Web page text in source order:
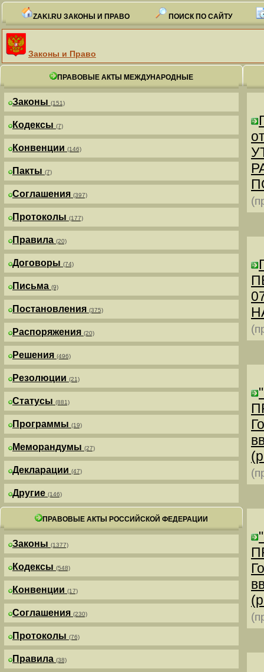
ZAKI.RU ЗАКОНЫ И ПРАВО ПОИСК ПО САЙТУ
Законы и Право
ПРАВОВЫЕ АКТЫ МЕЖДУНАРОДНЫЕ
Законы (151)
Кодексы (7)
Конвенции (146)
Пакты (7)
Соглашения (397)
Протоколы (177)
Правила (20)
Договоры (74)
Письма (9)
Постановления (375)
Распоряжения (20)
Решения (496)
Резолюции (21)
Статусы (881)
Программы (19)
Меморандумы (27)
Декларации (47)
Другие (146)
ПРАВОВЫЕ АКТЫ РОССИЙСКОЙ ФЕДЕРАЦИИ
Законы (1377)
Кодексы (548)
Конвенции (17)
Соглашения (230)
Протоколы (76)
Правила (38)